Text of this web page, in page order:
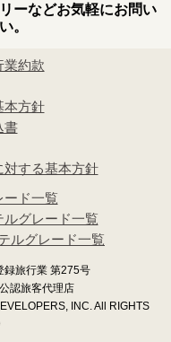
ーなどお気軽にお問い
。
業約款
本方針
書
対する基本方針
ード一覧
グレード一覧
ルグレード一覧
録旅行業 第275号
認旅客代理店
INC. All RIGHTS